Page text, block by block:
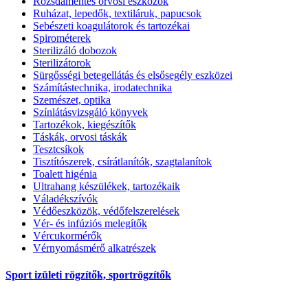
Ruházat, lepedők, textiláruk, papucsok
Sebészeti koagulátorok és tartozékai
Spirométerek
Sterilizáló dobozok
Sterilizátorok
Sürgősségi betegellátás és elsősegély eszközei
Számítástechnika, irodatechnika
Szemészet, optika
Színlátásvizsgáló könyvek
Tartozékok, kiegészítők
Táskák, orvosi táskák
Tesztcsíkok
Tisztítószerek, csírátlanítók, szagtalanítok
Toalett higénia
Ultrahang készülékek, tartozékaik
Váladékszívók
Védőeszközök, védőfelszerelések
Vér- és infúziós melegítők
Vércukormérők
Vérnyomásmérő alkatrészek
Sport izületi rögzítők, sportrögzítők